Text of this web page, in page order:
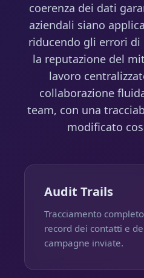
coerenza dei dati
aziendali siano
riducendo gli errori
la reputazione del
lavoro
collaborazione
team, con una
modificato
Audit Trails
Tracciamento
record dei contatti e
campagne inviate.